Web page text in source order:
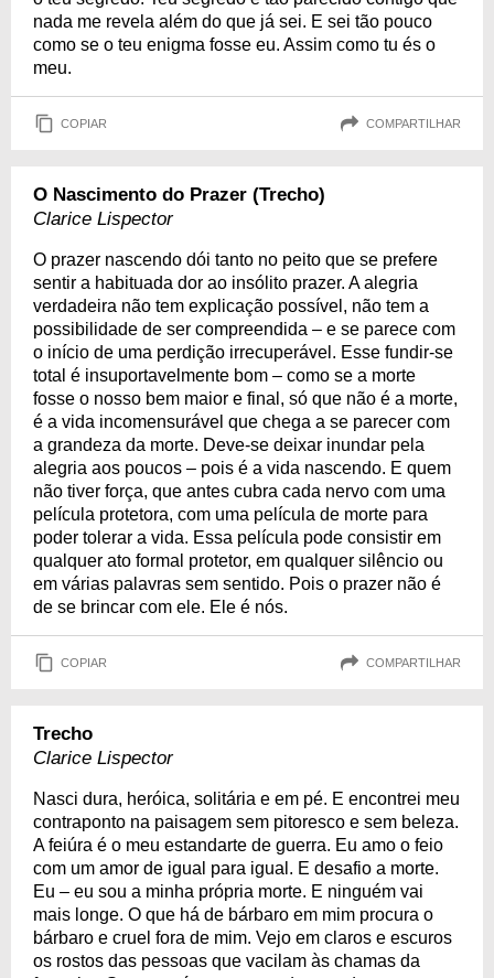
nada me revela além do que já sei. E sei tão pouco
como se o teu enigma fosse eu. Assim como tu és o
meu.
COPIAR COMPARTILHAR
O Nascimento do Prazer (Trecho)
Clarice Lispector
O prazer nascendo dói tanto no peito que se prefere
sentir a habituada dor ao insólito prazer. A alegria
verdadeira não tem explicação possível, não tem a
possibilidade de ser compreendida – e se parece com
o início de uma perdição irrecuperável. Esse fundir-se
total é insuportavelmente bom – como se a morte
fosse o nosso bem maior e final, só que não é a morte,
é a vida incomensurável que chega a se parecer com
a grandeza da morte. Deve-se deixar inundar pela
alegria aos poucos – pois é a vida nascendo. E quem
não tiver força, que antes cubra cada nervo com uma
película protetora, com uma película de morte para
poder tolerar a vida. Essa película pode consistir em
qualquer ato formal protetor, em qualquer silêncio ou
em várias palavras sem sentido. Pois o prazer não é
de se brincar com ele. Ele é nós.
COPIAR COMPARTILHAR
Trecho
Clarice Lispector
Nasci dura, heróica, solitária e em pé. E encontrei meu
contraponto na paisagem sem pitoresco e sem beleza.
A feiúra é o meu estandarte de guerra. Eu amo o feio
com um amor de igual para igual. E desafio a morte.
Eu – eu sou a minha própria morte. E ninguém vai
mais longe. O que há de bárbaro em mim procura o
bárbaro e cruel fora de mim. Vejo em claros e escuros
os rostos das pessoas que vacilam às chamas da